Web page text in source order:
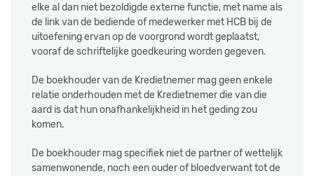
elke al dan niet bezoldigde externe functie, met name als
de link van de bediende of medewerker met HCB bij de
uitoefening ervan op de voorgrond wordt geplaatst,
vooraf de schriftelijke goedkeuring worden gegeven.
De boekhouder van de Kredietnemer mag geen enkele
relatie onderhouden met de Kredietnemer die van die
aard is dat hun onafhankelijkheid in het geding zou
komen.
De boekhouder mag specifiek niet de partner of wettelijk
samenwonende, noch een ouder of bloedverwant tot de